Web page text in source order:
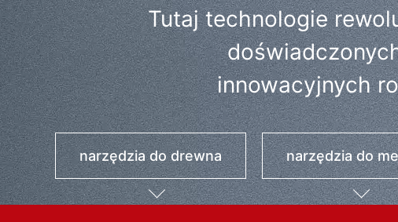
Tutaj technologie
innowacyjnych
narzędzia do drewna narzędzia do